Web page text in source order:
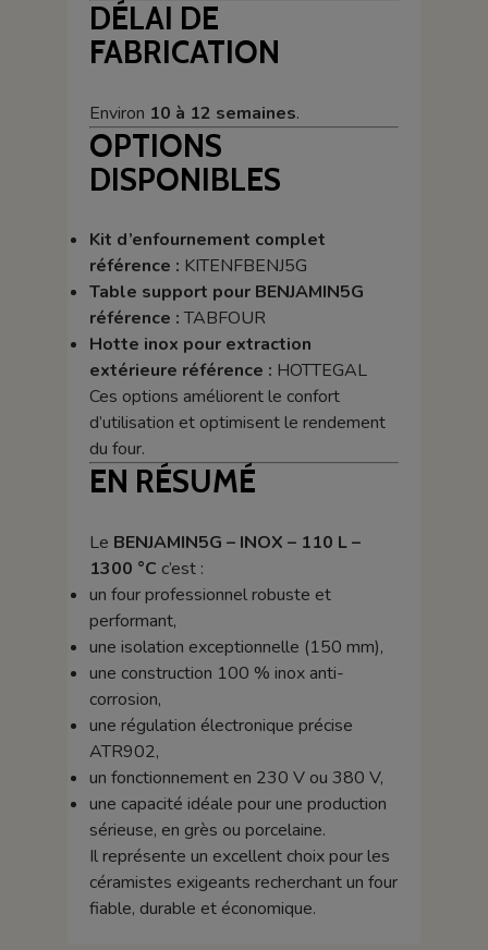
DÉLAI DE
FABRICATION
Environ 10 à 12 semaines.
OPTIONS
DISPONIBLES
Kit d’enfournement complet
référence : KITENFBENJ5G
Table support pour BENJAMIN5G
référence :TABFOUR
Hotte inox pour extraction
extérieure référence : HOTTEGAL
Ces options améliorent le confort
d’utilisation et optimisent le rendement
du four.
EN RÉSUMÉ
Le BENJAMIN5G – INOX – 110 L –
1300 °C c’est :
un four professionnel robuste et
performant,
une isolation exceptionnelle (150 mm),
une construction 100 % inox anti-
corrosion,
une régulation électronique précise
ATR902,
un fonctionnement en 230 V ou 380 V,
une capacité idéale pour une production
sérieuse, en grès ou porcelaine.
Il représente un excellent choix pour les
céramistes exigeants recherchant un four
fiable, durable et économique.